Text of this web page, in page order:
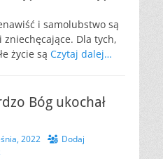
i samolubstwo są
zniechęcające. Dla tych,
życie są Czytaj dalej…
Bóg ukochał
2022
Dodaj